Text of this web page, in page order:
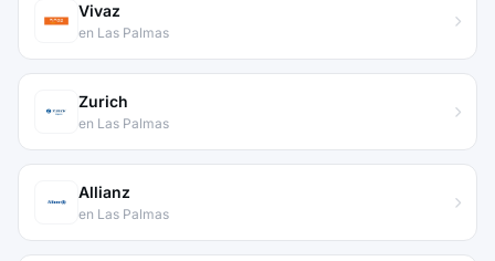
Vivaz
en Las Palmas
Zurich
en Las Palmas
Allianz
en Las Palmas